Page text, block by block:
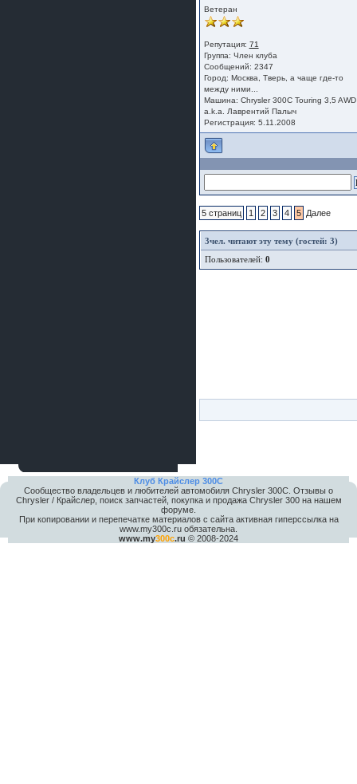
Ветеран
Репутация: 71
Группа: Член клуба
Сообщений: 2347
Город: Москва, Тверь, а чаще где-то
между ними...
Машина: Chrysler 300C Touring 3,5 AWD
a.k.a. Лаврентий Палыч
Регистрация: 5.11.2008
5 страниц 1 2 3 4 5 Далее
3чел. читают эту тему (гостей: 3)
Пользователей: 0
Клуб Крайслер 300C
Сообщество владельцев и любителей автомобиля Chrysler 300С. Отзывы о
Chrysler / Крайслер, поиск запчастей, покупка и продажа Chrysler 300 на нашем
форуме.
При копировании и перепечатке материалов с сайта активная гиперссылка на
www.my300c.ru обязательна.
www.my300c.ru © 2008-2024